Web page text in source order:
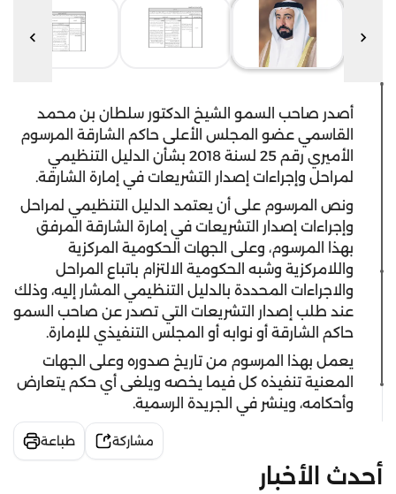
أصدر صاحب السمو الشيخ الدكتور سلطان بن محمد
القاسمي عضو المجلس الأعلى حاكم الشارقة المرسوم
الأميري رقم 25 لسنة 2018 بشأن الدليل التنظيمي
لمراحل وإجراءات إصدار التشريعات في إمارة الشارقة.
ونص المرسوم على أن يعتمد الدليل التنظيمي لمراحل
وإجراءات إصدار التشريعات في إمارة الشارقة المرفق
بهذا المرسوم، وعلى الجهات الحكومية المركزية
واللامركزية وشبه الحكومية الالتزام باتباع المراحل
والاجراءات المحددة بالدليل التنظيمي المشار إليه، وذلك
عند طلب إصدار التشريعات التي تصدر عن صاحب السمو
حاكم الشارقة أو نوابه أو المجلس التنفيذي للإمارة.
يعمل بهذا المرسوم من تاريخ صدوره وعلى الجهات
المعنية تنفيذه كل فيما يخصه ويلغى أي حكم يتعارض
وأحكامه، وينشر في الجريدة الرسمية.
مشاركة طباعة
أحدث الأخبار